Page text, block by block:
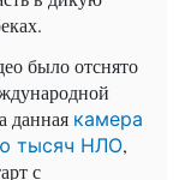
было отснято
данная камера
тысяч НЛО,
с